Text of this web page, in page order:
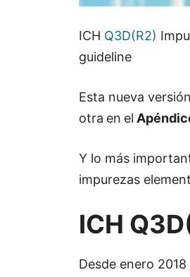
ICH Q3D(R2)
guideline
Esta nueva
otra en el
Y lo más
impurezas
ICH
Desde enero 2018